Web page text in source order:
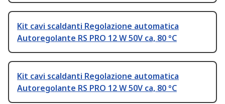
Kit cavi scaldanti Regolazione automatica
Autoregolante RS PRO 12 W 50V ca, 80 °C
Kit cavi scaldanti Regolazione automatica
Autoregolante RS PRO 12 W 50V ca, 80 °C